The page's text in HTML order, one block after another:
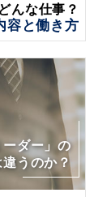
んな仕事？
容と働き方
ダー」の
うのか？